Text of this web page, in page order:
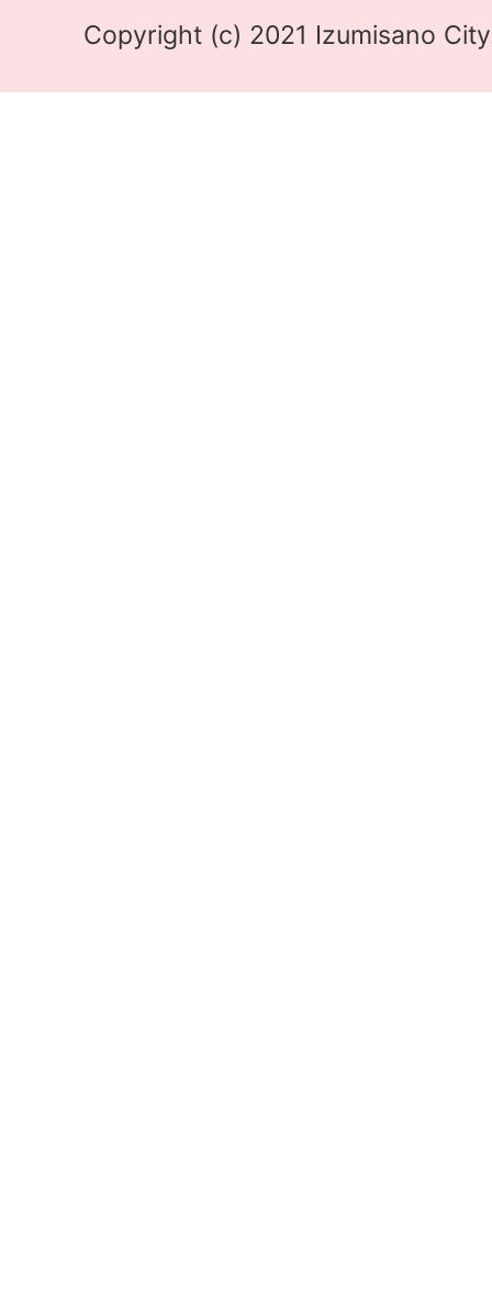
Copyright (c) 2021 Izumisano